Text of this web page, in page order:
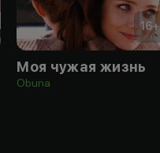
16+
Моя чужая жизнь
Obuna